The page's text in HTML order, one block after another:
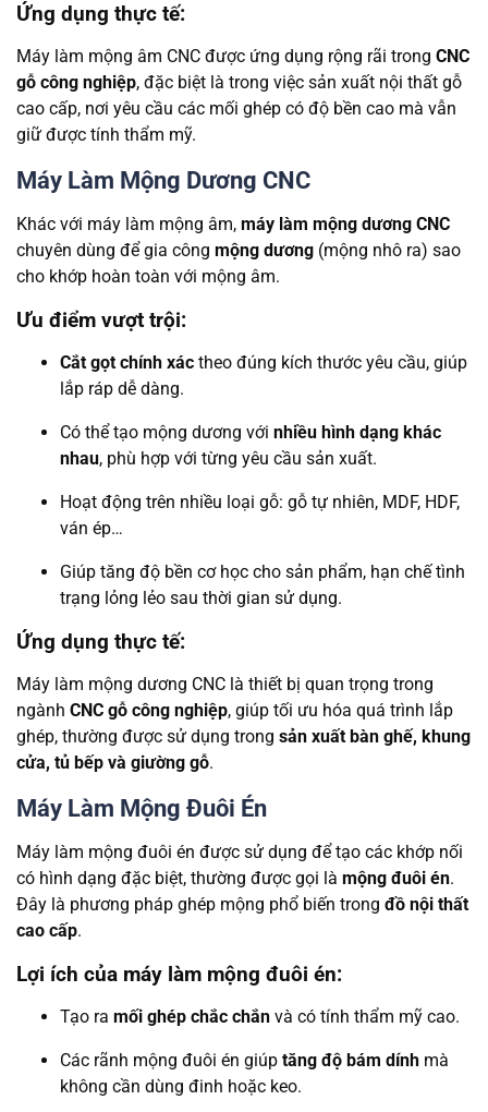
Ứng dụng thực tế:
Máy làm mộng âm CNC được ứng dụng rộng rãi trong CNC
gỗ công nghiệp, đặc biệt là trong việc sản xuất nội thất gỗ
cao cấp, nơi yêu cầu các mối ghép có độ bền cao mà vẫn
giữ được tính thẩm mỹ.
Máy Làm Mộng Dương CNC
Khác với máy làm mộng âm, máy làm mộng dương CNC
chuyên dùng để gia công mộng dương (mộng nhô ra) sao
cho khớp hoàn toàn với mộng âm.
Ưu điểm vượt trội:
Cắt gọt chính xác theo đúng kích thước yêu cầu, giúp
lắp ráp dễ dàng.
Có thể tạo mộng dương với nhiều hình dạng khác
nhau, phù hợp với từng yêu cầu sản xuất.
Hoạt động trên nhiều loại gỗ: gỗ tự nhiên, MDF, HDF,
ván ép…
Giúp tăng độ bền cơ học cho sản phẩm, hạn chế tình
trạng lỏng lẻo sau thời gian sử dụng.
Ứng dụng thực tế:
Máy làm mộng dương CNC là thiết bị quan trọng trong
ngành CNC gỗ công nghiệp, giúp tối ưu hóa quá trình lắp
ghép, thường được sử dụng trong sản xuất bàn ghế, khung
cửa, tủ bếp và giường gỗ.
Máy Làm Mộng Đuôi Én
Máy làm mộng đuôi én được sử dụng để tạo các khớp nối
có hình dạng đặc biệt, thường được gọi là mộng đuôi én.
Đây là phương pháp ghép mộng phổ biến trong đồ nội thất
cao cấp.
Lợi ích của máy làm mộng đuôi én:
Tạo ra mối ghép chắc chắn và có tính thẩm mỹ cao.
Các rãnh mộng đuôi én giúp tăng độ bám dính mà
không cần dùng đinh hoặc keo.